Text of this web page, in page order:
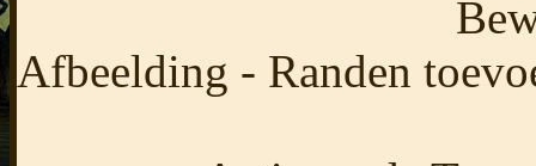
Afbeelding - Randen